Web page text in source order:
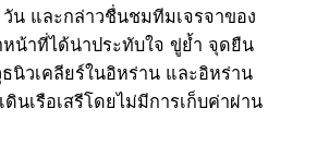
น และกล่าวชื่นชมทีมเจรจาของ
น้าที่ได้น่าประทับใจ ขู่ย้ำ จุดยืน
นิวเคลียร์ในอิหร่าน และอิหร่าน
ดินเรือเสรีโดยไม่มีการเก็บค่าผ่าน